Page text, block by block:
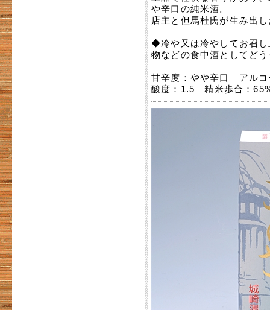
や辛口の純米酒。
店主と但馬杜氏が生み出
◆冷や又は冷やしてお召し
物などの食中酒としてど
甘辛度：やや辛口 アル
酸度：1.5 精米歩合：